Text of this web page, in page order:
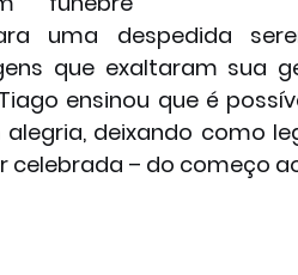
uma despedida
que exaltaram sua
ensinou que é
deixando como
celebrada – do começo